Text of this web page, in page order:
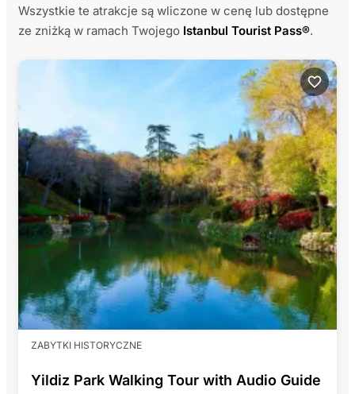
Wszystkie te atrakcje są wliczone w cenę lub dostępne
ze zniżką w ramach Twojego Istanbul Tourist Pass®.
ZABYTKI HISTORYCZNE
Yildiz Park Walking Tour with Audio Guide